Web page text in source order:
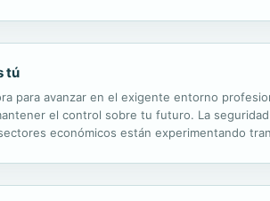
tú
para avanzar en el exigente entorno
el control sobre tu futuro. La
económicos están experimentando